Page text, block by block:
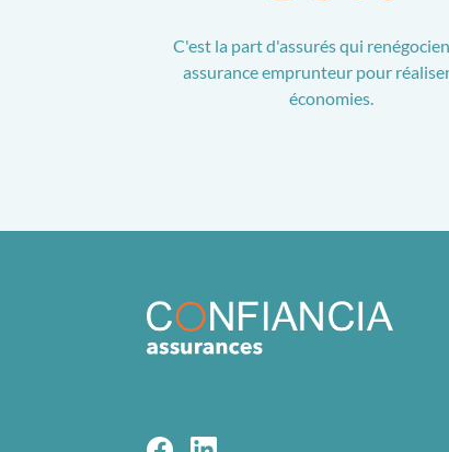
C'est la part d'assurés qui
assurance emprunteur pour
économies.